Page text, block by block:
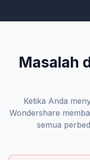
Masalah
Ketika Anda
Wondershare
semua